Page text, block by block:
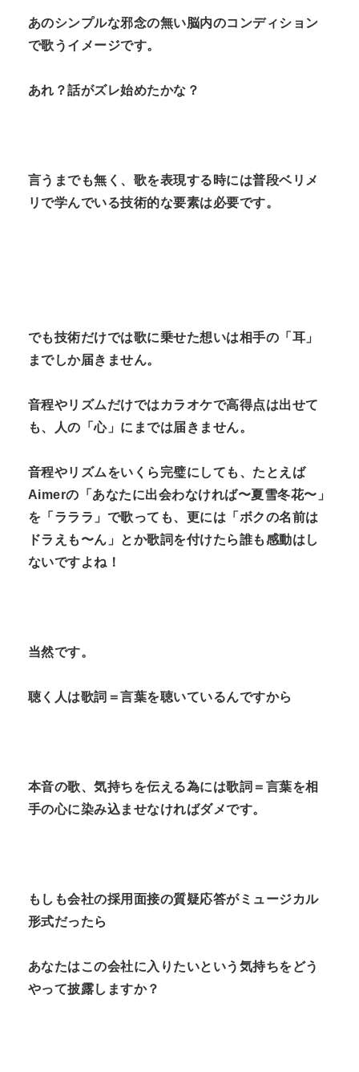
あのシンプルな邪念の無い脳内のコンディション
で歌うイメージです。
あれ？話がズレ始めたかな？
言うまでも無く、歌を表現する時には普段ベリメ
リで学んでいる技術的な要素は必要です。
でも技術だけでは歌に乗せた想いは相手の「耳」
までしか届きません。
音程やリズムだけではカラオケで高得点は出せて
も、人の「心」にまでは届きません。
音程やリズムをいくら完璧にしても、たとえば
Aimerの「あなたに出会わなければ〜夏雪冬花〜」
を「ラララ」で歌っても、更には「ボクの名前は
ドラえも〜ん」とか歌詞を付けたら誰も感動はし
ないですよね！
当然です。
聴く人は歌詞＝言葉を聴いているんですから
本音の歌、気持ちを伝える為には歌詞＝言葉を相
手の心に染み込ませなければダメです。
もしも会社の採用面接の質疑応答がミュージカル
形式だったら
あなたはこの会社に入りたいという気持ちをどう
やって披露しますか？